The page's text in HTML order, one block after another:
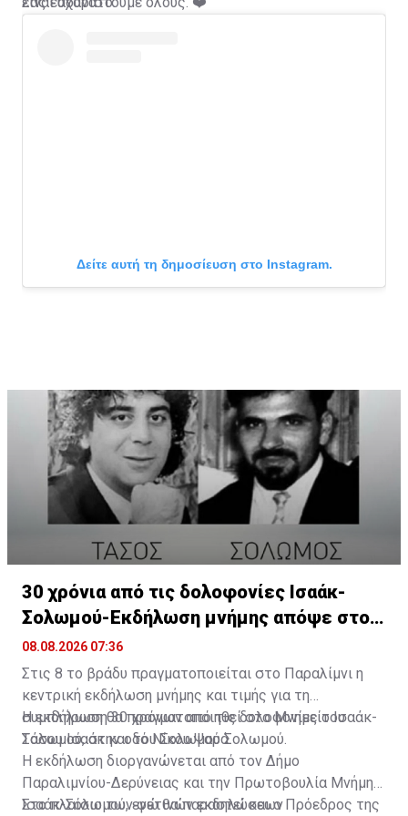
Δείτε αυτή τη δημοσίευση στο Instagram.
Η δημοσίευση κοινοποιήθηκε από το χρήστη Παιδική Χαρά
30 χρόνια από τις δολοφονίες Ισαάκ-
Σολωμού-Εκδήλωση μνήμης απόψε στο
Παραλίμνι
08.08.2026 07:36
Στις 8 το βράδυ πραγματοποιείται στο Παραλίμνι η
κεντρική εκδήλωση μνήμης και τιμής για τη
συμπλήρωση 30 χρόνων από τις δολοφονίες του
Τάσου Ισαάκ και του Σολωμού Σολωμού.
Η εκδήλωση θα πραγματοποιηθεί στο Μνημείο Ισαάκ-
Σολωμού, στην οδό Νίκου Ψαρά.
Η εκδήλωση διοργανώνεται από τον Δήμο
Παραλιμνίου-Δερύνειας και την Πρωτοβουλία Μνήμης
Ισαάκ-Σολωμού, ενώ θα παραστεί και ο Πρόεδρος της
Στο πλαίσιο των φετινών εκδηλώσεων